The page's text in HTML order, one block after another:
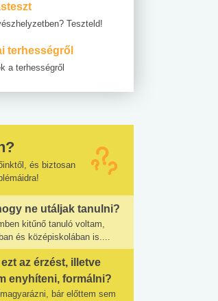
Teszteld!
terhességről
a terhességről
és biztosan
ne utáljak tanulni?
kitűnő tanuló voltam,
és középiskolában is....
az érzést, illetve
enyhíteni, formálni?
bár előttem sem